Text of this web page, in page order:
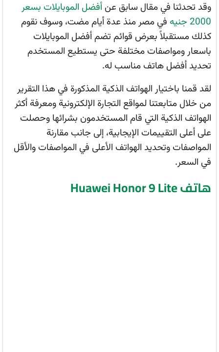
وقد تحدثنا في مقال سابق عن أفضل الموبايلات بسعر
2000 جنيه
في مصر منذ عدة أيام مضت، وسوف نقوم
كذلك مستقبلاً بعرض قوائم تضم أفضل الموبايلات
باسعار ومواصفات مختلفة حتى يستطيع المستخدم
تحديد أفضل هاتف مناسب له.
لقد قمنا باختيار الهواتف الذكية المذكورة في هذا التقرير
من خلال متابعتنا لمواقع التجارة الإلكترونية ومعرفة أكثر
الهواتف الذكية التي قام المستخدمون بشرائها وحصلت
على أعلى التقييمات الإيجابية، إلى جانب مقارنة
المواصفات وتحديد الهواتف الأعلى في المواصفات والأقل
في السعر.
هاتف Huawei Honor 9 Lite